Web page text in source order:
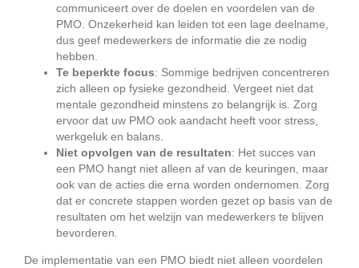
communiceert over de doelen en voordelen van de
PMO. Onzekerheid kan leiden tot een lage deelname,
dus geef medewerkers de informatie die ze nodig
hebben.
Te beperkte focus: Sommige bedrijven concentreren
zich alleen op fysieke gezondheid. Vergeet niet dat
mentale gezondheid minstens zo belangrijk is. Zorg
ervoor dat uw PMO ook aandacht heeft voor stress,
werkgeluk en balans.
Niet opvolgen van de resultaten: Het succes van
een PMO hangt niet alleen af van de keuringen, maar
ook van de acties die erna worden ondernomen. Zorg
dat er concrete stappen worden gezet op basis van de
resultaten om het welzijn van medewerkers te blijven
bevorderen.
De implementatie van een PMO biedt niet alleen voordelen